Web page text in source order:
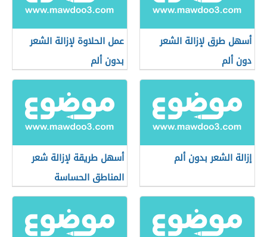
أسهل طرق لإزالة الشعر
دون ألم
عمل الحلاوة لإزالة الشعر
بدون ألم
إزالة الشعر بدون ألم
أسهل طريقة لإزالة شعر
المناطق الحساسة